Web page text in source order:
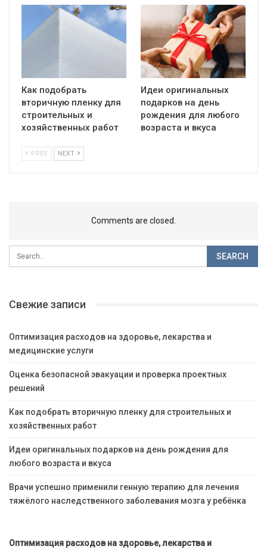
Как подобрать
вторичную пленку для
строительных и
хозяйственных работ
Идеи оригинальных
подарков на день
рождения для любого
возраста и вкуса
PREV NEXT
Comments are closed.
Свежие записи
Оптимизация расходов на здоровье, лекарства и
медицинские услуги
Оценка безопасной эвакуации и проверка проектных
решений
Как подобрать вторичную пленку для строительных и
хозяйственных работ
Идеи оригинальных подарков на день рождения для
любого возраста и вкуса
Врачи успешно применили генную терапию для лечения
тяжёлого наследственного заболевания мозга у ребёнка
Оптимизация расходов на здоровье, лекарства и